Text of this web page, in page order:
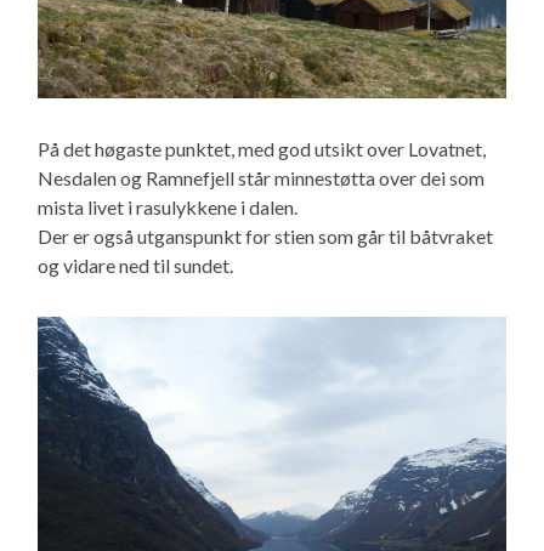
På det høgaste punktet, med god utsikt over Lovatnet,
Nesdalen og Ramnefjell står minnestøtta over dei som
mista livet i rasulykkene i dalen.
Der er også utganspunkt for stien som går til båtvraket
og vidare ned til sundet.